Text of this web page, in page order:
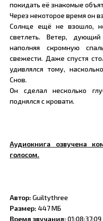
покидать её знакомые
Через некоторое время он
Солнце ещё не взошло,
светлеть. Ветер,
наполняя скромную
свежести. Даже спустя
удивлялся тому,
Снов.
Он сделал несколько
поднялся с кровати.
Аудиокнига озвучена
голосом.
Автор: Guiltythree
Размер: 447 МБ
Время звучания: 01:08:37:09